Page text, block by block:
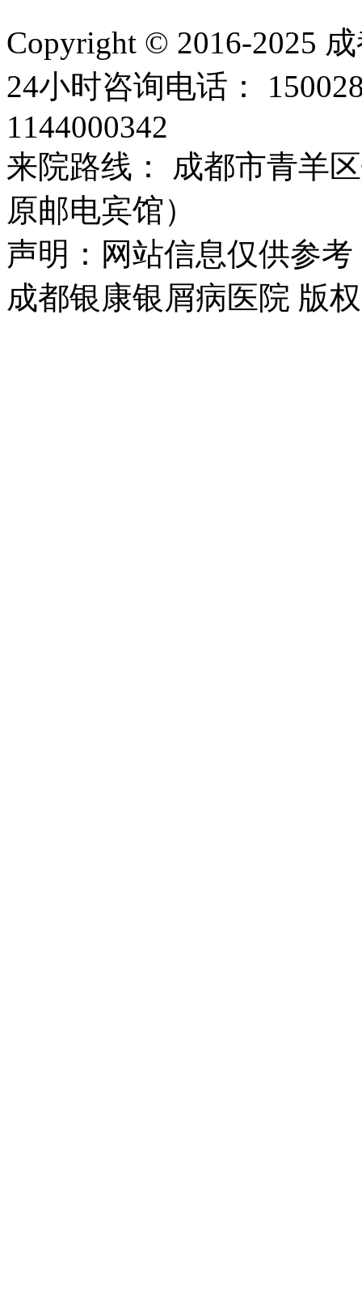
Copyright © 2016-2025
24小时咨询电话：
1144000342
来院路线： 成都市青羊
原邮电宾馆）
声明：网站信息仅供参
成都银康银屑病医院 版